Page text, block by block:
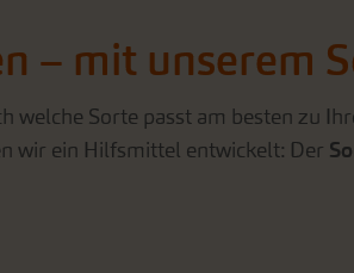
– mit unserem
welche Sorte passt am besten zu
wir ein Hilfsmittel entwickelt: Der